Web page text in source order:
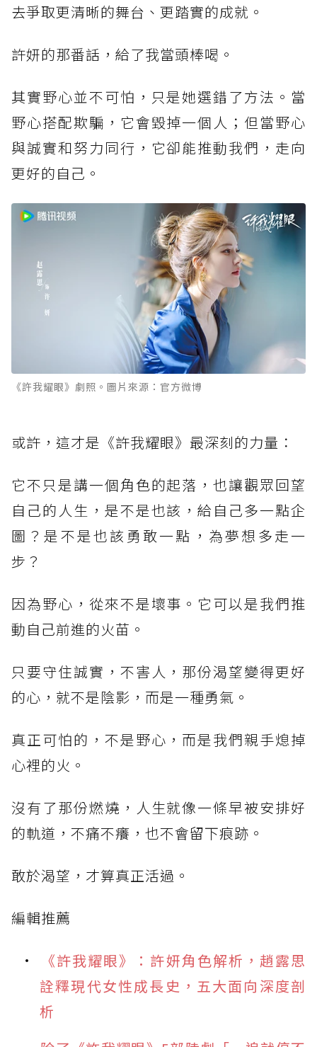
去爭取更清晰的舞台、更踏實的成就。
許妍的那番話，給了我當頭棒喝。
其實野心並不可怕，只是她選錯了方法。當
野心搭配欺騙，它會毀掉一個人；但當野心
與誠實和努力同行，它卻能推動我們，走向
更好的自己。
《許我耀眼》劇照。圖片來源：官方微博
或許，這才是《許我耀眼》最深刻的力量：
它不只是講一個角色的起落，也讓觀眾回望
自己的人生，是不是也該，給自己多一點企
圖？是不是也該勇敢一點，為夢想多走一
步？
因為野心，從來不是壞事。它可以是我們推
動自己前進的火苗。
只要守住誠實，不害人，那份渴望變得更好
的心，就不是陰影，而是一種勇氣。
真正可怕的，不是野心，而是我們親手熄掉
心裡的火。
沒有了那份燃燒，人生就像一條早被安排好
的軌道，不痛不癢，也不會留下痕跡。
敢於渴望，才算真正活過。
編輯推薦
《許我耀眼》：許妍角色解析，趙露思
詮釋現代女性成長史，五大面向深度剖
析